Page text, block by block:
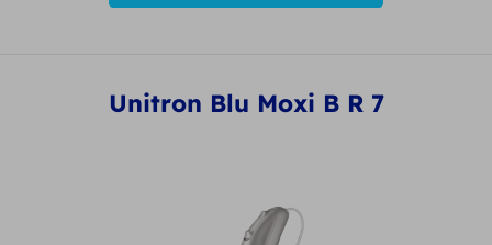
Unitron Blu Moxi B R 7